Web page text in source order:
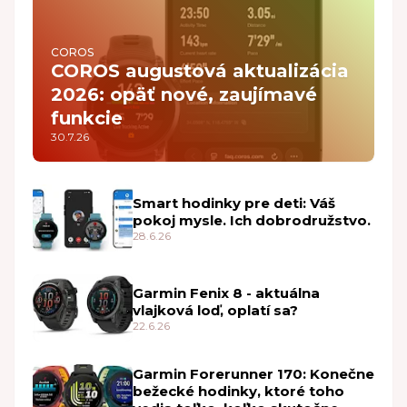
COROS
COROS augustová aktualizácia
2026: opäť nové, zaujímavé
funkcie
30.7.26
Smart hodinky pre deti: Váš
pokoj mysle. Ich dobrodružstvo.
28.6.26
Garmin Fenix 8 - aktuálna
vlajková loď, oplatí sa?
22.6.26
Garmin Forerunner 170: Konečne
bežecké hodinky, ktoré toho